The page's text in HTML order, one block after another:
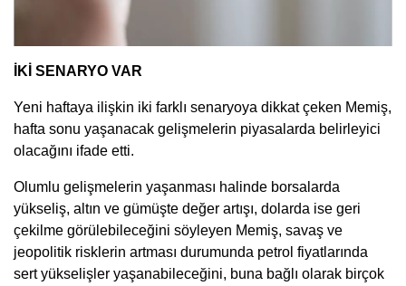
İKİ SENARYO VAR
Yeni haftaya ilişkin iki farklı senaryoya dikkat çeken Memiş,
hafta sonu yaşanacak gelişmelerin piyasalarda belirleyici
olacağını ifade etti.
Olumlu gelişmelerin yaşanması halinde borsalarda
yükseliş, altın ve gümüşte değer artışı, dolarda ise geri
çekilme görülebileceğini söyleyen Memiş, savaş ve
jeopolitik risklerin artması durumunda petrol fiyatlarında
sert yükselişler yaşanabileceğini, buna bağlı olarak birçok